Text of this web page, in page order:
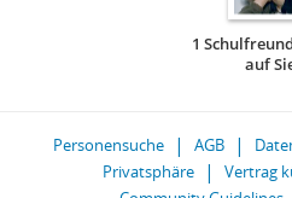
1
auf
Personensuche AGB
Privatsphäre
Vertrag